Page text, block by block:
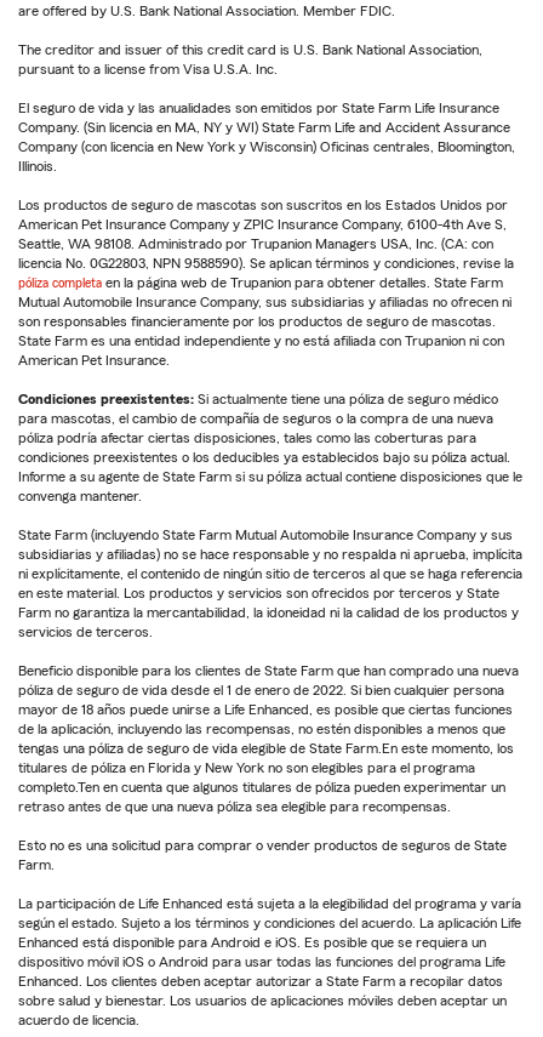
are offered by U.S. Bank National Association. Member FDIC.
The creditor and issuer of this credit card is U.S. Bank National Association,
pursuant to a license from Visa U.S.A. Inc.
El seguro de vida y las anualidades son emitidos por State Farm Life Insurance
Company. (Sin licencia en MA, NY y WI) State Farm Life and Accident Assurance
Company (con licencia en New York y Wisconsin) Oficinas centrales, Bloomington,
Illinois.
Los productos de seguro de mascotas son suscritos en los Estados Unidos por
American Pet Insurance Company y ZPIC Insurance Company, 6100-4th Ave S,
Seattle, WA 98108. Administrado por Trupanion Managers USA, Inc. (CA: con
licencia No. 0G22803, NPN 9588590). Se aplican términos y condiciones, revise la
póliza completa en la página web de Trupanion para obtener detalles. State Farm
Mutual Automobile Insurance Company, sus subsidiarias y afiliadas no ofrecen ni
son responsables financieramente por los productos de seguro de mascotas.
State Farm es una entidad independiente y no está afiliada con Trupanion ni con
American Pet Insurance.
Condiciones preexistentes: Si actualmente tiene una póliza de seguro médico
para mascotas, el cambio de compañía de seguros o la compra de una nueva
póliza podría afectar ciertas disposiciones, tales como las coberturas para
condiciones preexistentes o los deducibles ya establecidos bajo su póliza actual.
Informe a su agente de State Farm si su póliza actual contiene disposiciones que le
convenga mantener.
State Farm (incluyendo State Farm Mutual Automobile Insurance Company y sus
subsidiarias y afiliadas) no se hace responsable y no respalda ni aprueba, implícita
ni explícitamente, el contenido de ningún sitio de terceros al que se haga referencia
en este material. Los productos y servicios son ofrecidos por terceros y State
Farm no garantiza la mercantabilidad, la idoneidad ni la calidad de los productos y
servicios de terceros.
Beneficio disponible para los clientes de State Farm que han comprado una nueva
póliza de seguro de vida desde el 1 de enero de 2022. Si bien cualquier persona
mayor de 18 años puede unirse a Life Enhanced, es posible que ciertas funciones
de la aplicación, incluyendo las recompensas, no estén disponibles a menos que
tengas una póliza de seguro de vida elegible de State Farm.En este momento, los
titulares de póliza en Florida y New York no son elegibles para el programa
completo.Ten en cuenta que algunos titulares de póliza pueden experimentar un
retraso antes de que una nueva póliza sea elegible para recompensas.
Esto no es una solicitud para comprar o vender productos de seguros de State
Farm.
La participación de Life Enhanced está sujeta a la elegibilidad del programa y varía
según el estado. Sujeto a los términos y condiciones del acuerdo. La aplicación Life
Enhanced está disponible para Android e iOS. Es posible que se requiera un
dispositivo móvil iOS o Android para usar todas las funciones del programa Life
Enhanced. Los clientes deben aceptar autorizar a State Farm a recopilar datos
sobre salud y bienestar. Los usuarios de aplicaciones móviles deben aceptar un
acuerdo de licencia.